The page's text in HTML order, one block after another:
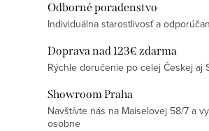
Odborné poradenstvo
Individuálna starostlivosť a
Doprava nad 123€ zdarma
Rýchle doručenie po celej Českej aj
Showroom Praha
Navštívte nás na Maiselovej 58/7 a
osobne